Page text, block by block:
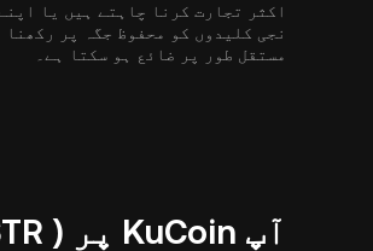
اکثر تجارت کرنا چاہتے ہیں یا
مستقل طور پر ضائع ہو سکتا ہے۔